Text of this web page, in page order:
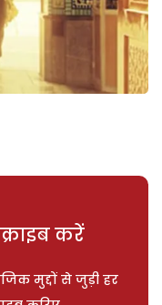
करें
मुद्दों से जुड़ी हर